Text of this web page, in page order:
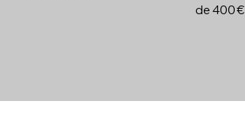
de 400 €